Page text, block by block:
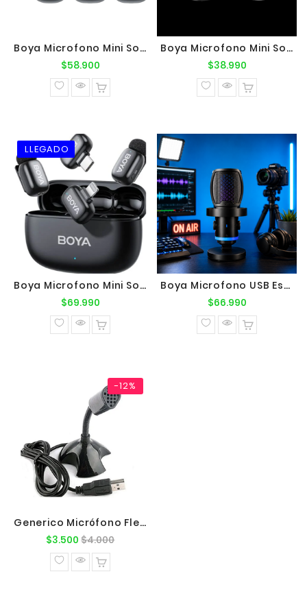
Boya Microfono Mini Solapa Inalambrico IA Reduccion De Ruido Doble Tipo C
$58.900Precio
normal
Boya Microfono Mini Solapa Inalambrico IA Reduccion De Ruido
$38.990Precio
normal
Boya Microfono Mini Solapa Inalambrico IA Reduccion Ruido Doble Tipo C Y Lightning
$69.990Precio
normal
Boya Microfono USB Escritorio C/luz RGB, Cancelacion De Ruido
$66.990Precio
normal
-12%
Generico Micrófono Flexible USB DH101
$3.500 Precio
normal
$4.000Precio